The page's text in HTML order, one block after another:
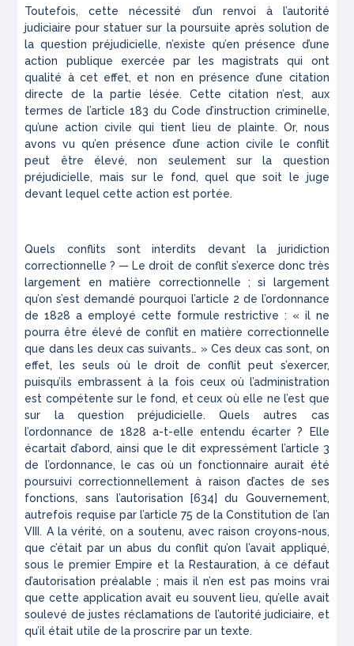
Toutefois, cette nécessité d’un renvoi à l’autorité
judiciaire pour statuer sur la poursuite après solution de
la question préjudicielle, n’existe qu’en présence d’une
action publique exercée par les magistrats qui ont
qualité à cet effet, et non en présence d’une citation
directe de la partie lésée. Cette citation n’est, aux
termes de l’article 183 du Code d’instruction criminelle,
qu’une action civile qui tient lieu de plainte. Or, nous
avons vu qu’en présence d’une action civile le conflit
peut être élevé, non seulement sur la question
préjudicielle, mais sur le fond, quel que soit le juge
devant lequel cette action est portée.
Quels conflits sont interdits devant la juridiction
correctionnelle ? — Le droit de conflit s’exerce donc très
largement en matière correctionnelle ; si largement
qu’on s’est demandé pourquoi l’article 2 de l’ordonnance
de 1828 a employé cette formule restrictive : « il ne
pourra être élevé de conflit en matière correctionnelle
que dans les deux cas suivants… » Ces deux cas sont, on
effet, les seuls où le droit de conflit peut s’exercer,
puisqu’ils embrassent à la fois ceux où l’administration
est compétente sur le fond, et ceux où elle ne l’est que
sur la question préjudicielle. Quels autres cas
l’ordonnance de 1828 a-t-elle entendu écarter ? Elle
écartait d’abord, ainsi que le dit expressément l’article 3
de l’ordonnance, le cas où un fonctionnaire aurait été
poursuivi correctionnellement à raison d’actes de ses
fonctions, sans l’autorisation [634] du Gouvernement,
autrefois requise par l’article 75 de la Constitution de l’an
VIII. A la vérité, on a soutenu, avec raison croyons-nous,
que c’était par un abus du conflit qu’on l’avait appliqué,
sous le premier Empire et la Restauration, à ce défaut
d’autorisation préalable ; mais il n’en est pas moins vrai
que cette application avait eu souvent lieu, qu’elle avait
soulevé de justes réclamations de l’autorité judiciaire, et
qu’il était utile de la proscrire par un texte.